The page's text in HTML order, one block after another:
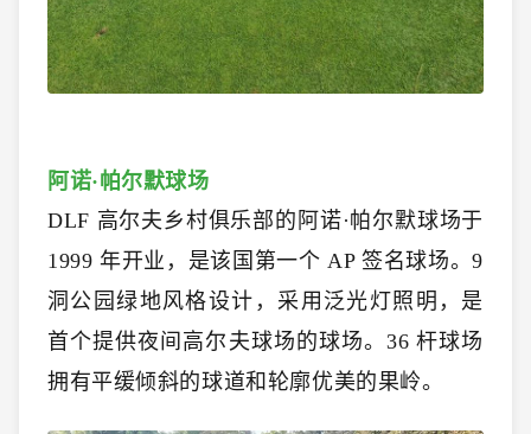
阿诺·帕尔默球场
DLF 高尔夫乡村俱乐部的阿诺·帕尔默球场于
1999 年开业，是该国第一个 AP 签名球场。9
洞公园绿地风格设计，采用泛光灯照明，是
首个提供夜间高尔夫球场的球场。36 杆球场
拥有平缓倾斜的球道和轮廓优美的果岭。